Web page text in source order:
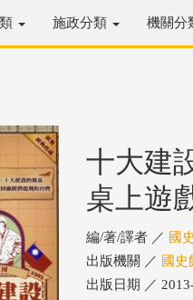
施政分類 機關分
十大建
桌上遊
編/著/譯者 ／ 國
出版機關 ／ 國史
出版日期 ／